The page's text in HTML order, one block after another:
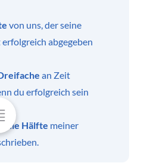
von uns, der seine
abgegeben
an Zeit
du erfolgreich sein
die Hälfte meiner